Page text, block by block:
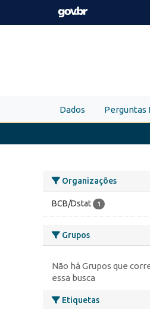
Skip to main content
Dados Perguntas
Organizações
BCB/Dstat 1
Grupos
Não há Grupos que
essa busca
Etiquetas